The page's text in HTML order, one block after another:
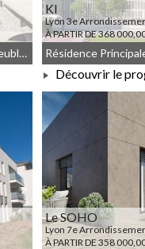
Droit commun, JEANBRUN, Meublé non géré
KI
Lyon 3e
À PARTIR DE 368
À PARTIR
Découvrir le
Le SOHO
Lyon 7e
À PARTIR DE 358